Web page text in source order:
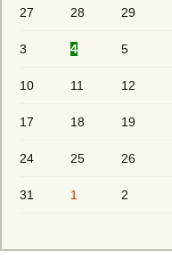
27 28 29
3 4 5
10 11 12
17 18 19
24 25 26
31 1 2